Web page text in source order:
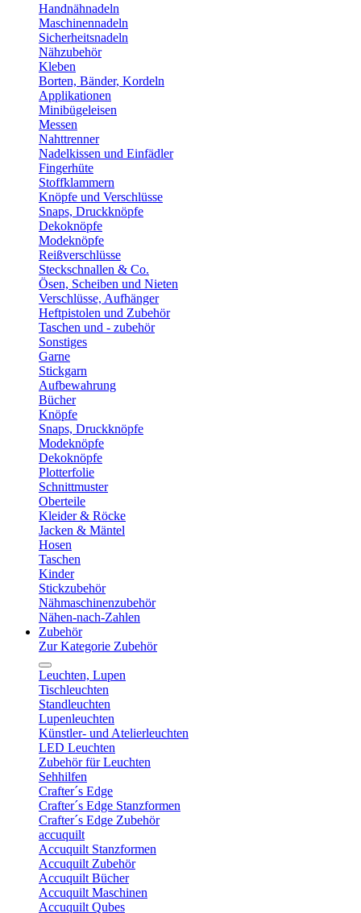
Handnähnadeln
Maschinennadeln
Sicherheitsnadeln
Nähzubehör
Kleben
Borten, Bänder, Kordeln
Applikationen
Minibügeleisen
Messen
Nahttrenner
Nadelkissen und Einfädler
Fingerhüte
Stoffklammern
Knöpfe und Verschlüsse
Snaps, Druckknöpfe
Dekoknöpfe
Modeknöpfe
Reißverschlüsse
Steckschnallen & Co.
Ösen, Scheiben und Nieten
Verschlüsse, Aufhänger
Heftpistolen und Zubehör
Taschen und - zubehör
Sonstiges
Garne
Stickgarn
Aufbewahrung
Bücher
Knöpfe
Snaps, Druckknöpfe
Modeknöpfe
Dekoknöpfe
Plotterfolie
Schnittmuster
Oberteile
Kleider & Röcke
Jacken & Mäntel
Hosen
Taschen
Kinder
Stickzubehör
Nähmaschinenzubehör
Nähen-nach-Zahlen
Zubehör
Zur Kategorie Zubehör
Leuchten, Lupen
Tischleuchten
Standleuchten
Lupenleuchten
Künstler- und Atelierleuchten
LED Leuchten
Zubehör für Leuchten
Sehhilfen
Crafter´s Edge
Crafter´s Edge Stanzformen
Crafter´s Edge Zubehör
accuquilt
Accuquilt Stanzformen
Accuquilt Zubehör
Accuquilt Bücher
Accuquilt Maschinen
Accuquilt Qubes